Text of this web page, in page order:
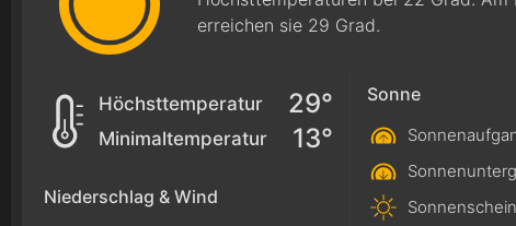
erreichen sie 29 Grad.
Höchsttemperatur 29°
Minimaltemperatur 13°
Niederschlag & Wind
Sonne